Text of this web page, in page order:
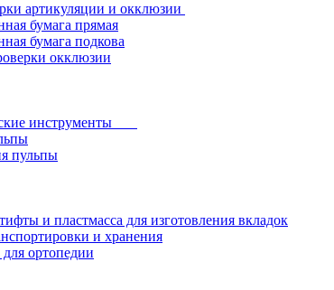
артикуляции и окклюзии
бумага прямая
бумага подкова
окклюзии
инструменты
пульпы
и пластмасса для изготовления вкладок
и хранения
ортопедии